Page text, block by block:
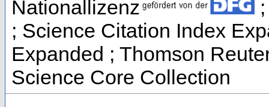
Nationallizenz
; Science Citation Index
Expanded ; Thomson
Science Core Collection